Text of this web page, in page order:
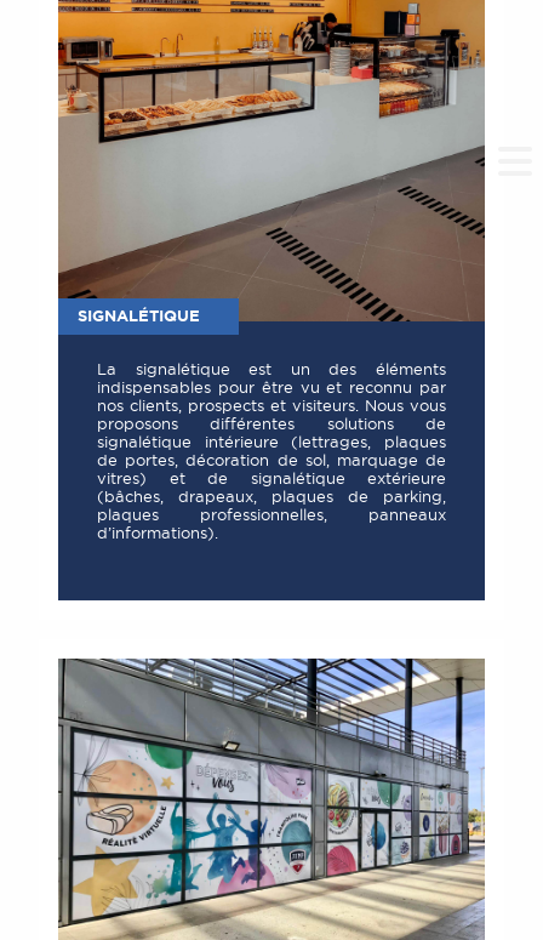
SIGNALÉTIQUE
La signalétique est un des éléments
indispensables pour être vu et reconnu par
nos clients, prospects et visiteurs. Nous vous
proposons différentes solutions de
signalétique intérieure (lettrages, plaques
de portes, décoration de sol, marquage de
vitres) et de signalétique extérieure
(bâches, drapeaux, plaques de parking,
plaques professionnelles, panneaux
d’informations).